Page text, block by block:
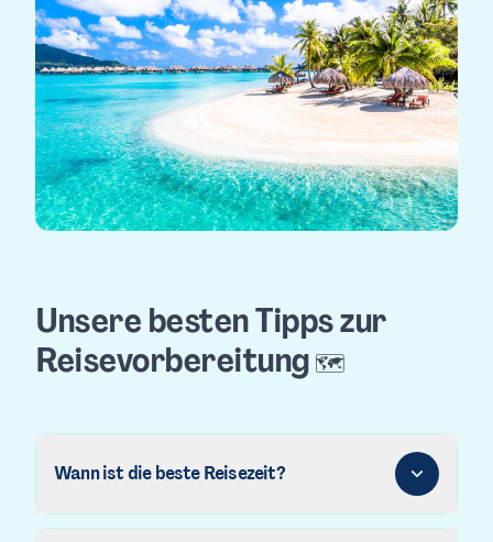
Unsere besten Tipps zur
Reisevorbereitung 🗺️
Wann ist die beste Reisezeit?